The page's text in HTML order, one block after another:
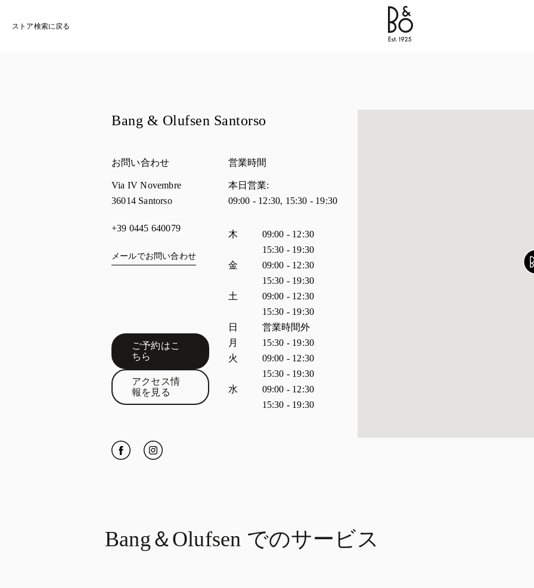
ストア検索に戻る
Bang & Olufsen - Exist to Create
Bang & Olufsen Santorso
お問い合わせ
Via IV Novembre
36014 Santorso
+39 0445 640079
メールでお問い合わせ
ご予約はこ
ちら
Link Opens in New Tab
アクセス情
報を見るLink Opens in New Tab
Click to open Facebook
Link Opens in New Tab
Click to open Instagram
Link Opens in New Tab
営業時間
本日営業:
09:00 - 12:30, 15:30 - 19:30
曜日 営業時間
木 09:00 - 12:30
15:30 - 19:30
金
09:00 - 12:30
15:30 - 19:30
土
09:00 - 12:30
15:30 - 19:30
日
営業時間外
月
15:30 - 19:30
火
09:00 - 12:30
15:30 - 19:30
水
09:00 - 12:30
15:30 - 19:30
Bang＆Olufsen でのサービス